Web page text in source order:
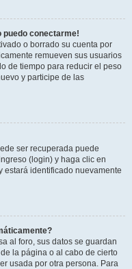
puedo conectarme!
o borrado su cuenta por
remueven sus usuarios
de tiempo para reducir el peso
y participe de las
ser recuperada puede
(login) y haga clic en
estará identificado nuevamente
al foro, sus datos se guardan
la página o al cabo de cierto
usada por otra persona. Para